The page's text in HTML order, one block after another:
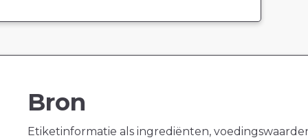
Bron
Etiketinformatie als ingrediënten,